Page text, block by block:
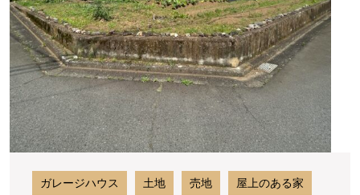
市
曽
屋
古
民
家
４
ざ
市
ガレージハウス 土地 売地 屋上のある家